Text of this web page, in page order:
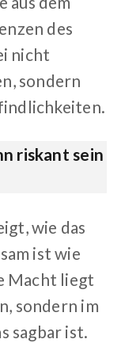
des
nicht
sondern
riskant sein
wie das
ist wie
Macht liegt
sondern im
sagbar ist.